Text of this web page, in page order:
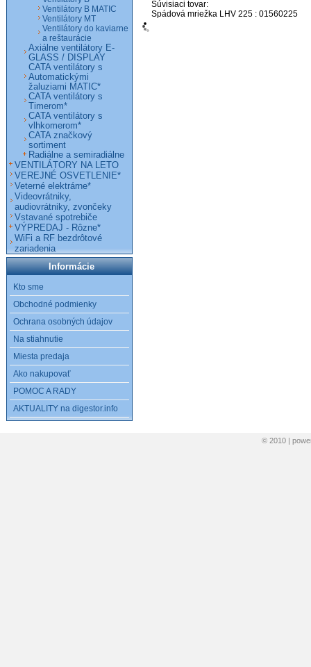
Súvisiaci tovar:
Spádová mriežka LHV 225 : 01560225
Ventilátory B MATIC
Ventilátory MT
Ventilátory do kaviarne
a reštaurácie
Axiálne ventilátory E-
GLASS / DISPLAY
CATA ventilátory s
Automatickými
žaluziami MATIC*
CATA ventilátory s
Timerom*
CATA ventilátory s
vlhkomerom*
CATA značkový
sortiment
Radiálne a semiradiálne
VENTILÁTORY NA LETO
VEREJNÉ OSVETLENIE*
Veterné elektrárne*
Videovrátniky,
audiovrátniky, zvončeky
Vstavané spotrebiče
VÝPREDAJ - Rôzne*
WiFi a RF bezdrôtové
zariadenia
Informácie
Kto sme
Obchodné podmienky
Ochrana osobných údajov
Na stiahnutie
Miesta predaja
Ako nakupovať
POMOC A RADY
AKTUALITY na digestor.info
© 2010 |